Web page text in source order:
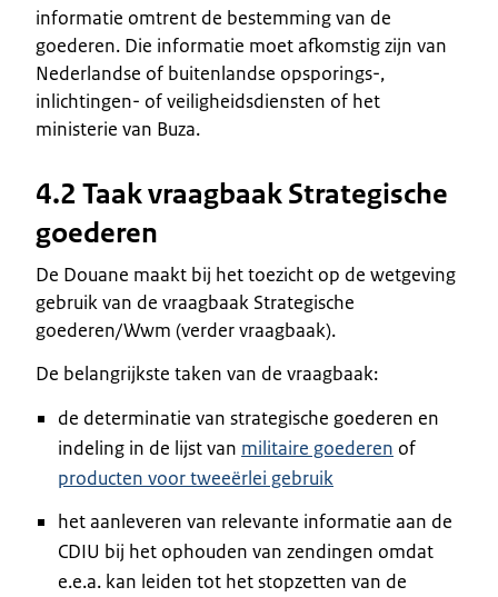
informatie omtrent de bestemming van de
goederen. Die informatie moet afkomstig zijn van
Nederlandse of buitenlandse opsporings-,
inlichtingen- of veiligheidsdiensten of het
ministerie van Buza.
4.2 Taak vraagbaak Strategische
goederen
De Douane maakt bij het toezicht op de wetgeving
gebruik van de vraagbaak Strategische
goederen/Wwm (verder vraagbaak).
De belangrijkste taken van de vraagbaak:
de determinatie van strategische goederen en
indeling in de lijst van militaire goederen of
producten voor tweeërlei gebruik
het aanleveren van relevante informatie aan de
CDIU bij het ophouden van zendingen omdat
e.e.a. kan leiden tot het stopzetten van de